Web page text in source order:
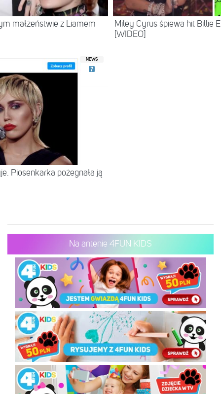
małżeństwie z Liamem
Miley Cyrus śpiewa hit Billie
[WIDEO]
NEWS
Piosenkarka pożegnała ją
Na antenie 4FUN KIDS